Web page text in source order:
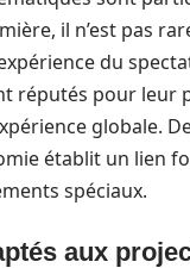
il n’est pas
du
réputés pour leur
globale.
établit un lien
spéciaux.
aux